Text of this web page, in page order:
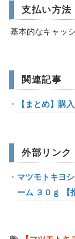
支払い方法
基本的なキャッ
関連記事
【まとめ】購
外部リンク
マツモトキヨ
ーム ３０ｇ 【